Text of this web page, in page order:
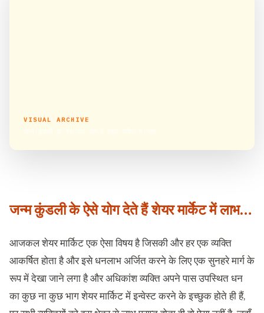
VISUAL ARCHIVE
जन्म कुंडली के ऐसे योग देते हैंशेयर मार्केट में लाभ…
आजकल शेयर मार्किट एक ऐसा विषय है जिसकी और हर एक व्यक्ति
आकर्षित होता है और इसे धनलाभ अर्जित करने के लिए एक सुनहरे मार्ग के
रूप में देखा जाने लगा है और अधिकांश व्यक्ति अपने पास उपस्थित धन
का कुछ ना कुछ भाग शेयर मार्किट में इन्वेस्ट करने के इच्छुक होते ही हैं,